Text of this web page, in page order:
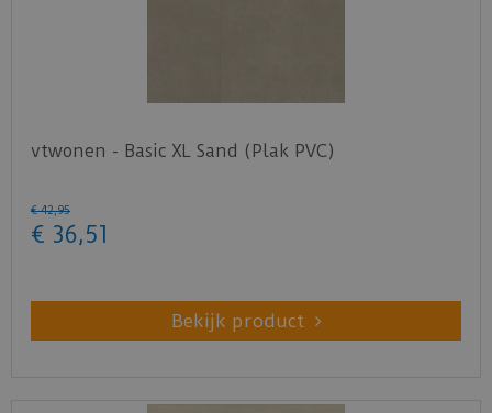
vtwonen - Basic XL Sand (Plak PVC)
€ 42,95
€ 36,51
Bekijk product